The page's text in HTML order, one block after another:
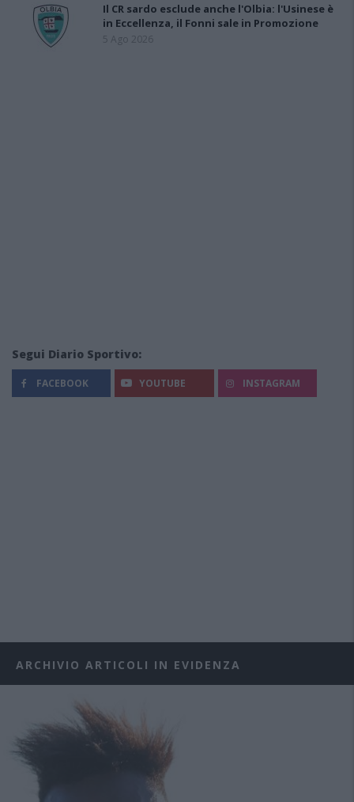
Il CR sardo esclude anche l'Olbia: l'Usinese è
in Eccellenza, il Fonni sale in Promozione
5 Ago 2026
Segui Diario Sportivo:
FACEBOOK YOUTUBE INSTAGRAM
ARCHIVIO ARTICOLI IN EVIDENZA